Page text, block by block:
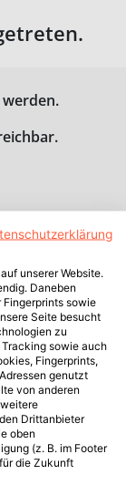
unserer Website.
Daneben
sowie
Seite besucht
zu
sowie auch
Fingerprints,
genutzt
von anderen
Drittanbieter
oben
(z. B. im Footer
die Zukunft